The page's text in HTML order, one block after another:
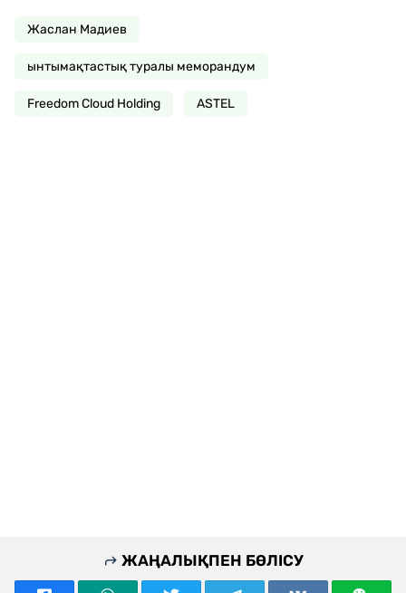
Жаслан Мадиев
ынтымақтастық туралы меморандум
Freedom Cloud Holding ASTEL
ЖАҢАЛЫҚПЕН БӨЛІСУ